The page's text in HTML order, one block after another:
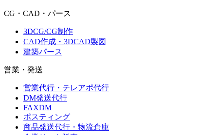
CG・CAD・パース
3DCG/CG制作
CAD作成・3DCAD製図
建築パース
営業・発送
営業代行・テレアポ代行
DM発送代行
FAXDM
ポスティング
商品発送代行・物流倉庫